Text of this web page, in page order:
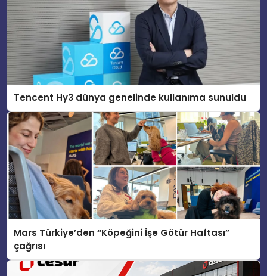
Tencent Hy3 dünya genelinde kullanıma sunuldu
Mars Türkiye’den “Köpeğini İşe Götür Haftası”
çağrısı